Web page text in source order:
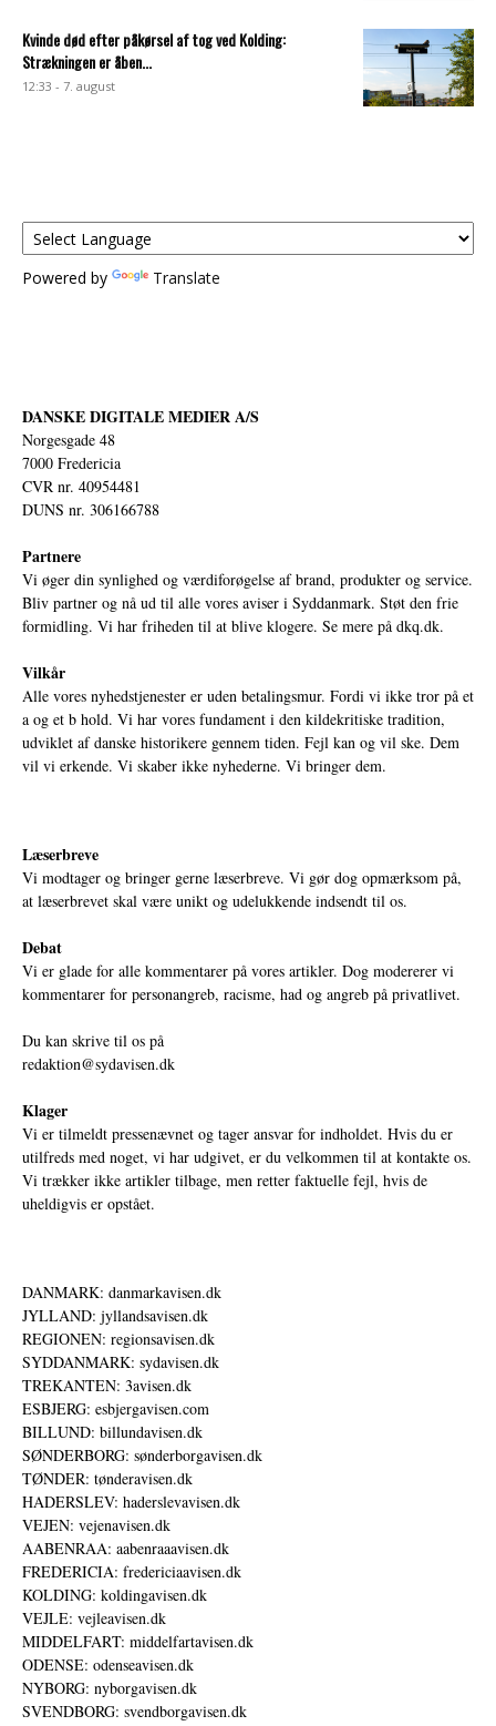
Kvinde død efter påkørsel af tog ved Kolding:
Strækningen er åben...
12:33 - 7. august
Powered by Translate
DANSKE DIGITALE MEDIER A/S
Norgesgade 48
7000 Fredericia
CVR nr. 40954481
DUNS nr. 306166788
Partnere
Vi øger din synlighed og værdiforøgelse af brand, produkter og service.
Bliv partner og nå ud til alle vores aviser i Syddanmark. Støt den frie
formidling. Vi har friheden til at blive klogere. Se mere på dkq.dk.
Vilkår
Alle vores nyhedstjenester er uden betalingsmur. Fordi vi ikke tror på et
a og et b hold. Vi har vores fundament i den kildekritiske tradition,
udviklet af danske historikere gennem tiden. Fejl kan og vil ske. Dem
vil vi erkende. Vi skaber ikke nyhederne. Vi bringer dem.
Læserbreve
Vi modtager og bringer gerne læserbreve. Vi gør dog opmærksom på,
at læserbrevet skal være unikt og udelukkende indsendt til os.
Debat
Vi er glade for alle kommentarer på vores artikler. Dog modererer vi
kommentarer for personangreb, racisme, had og angreb på privatlivet.
Du kan skrive til os på
redaktion@sydavisen.dk
Klager
Vi er tilmeldt pressenævnet og tager ansvar for indholdet. Hvis du er
utilfreds med noget, vi har udgivet, er du velkommen til at kontakte os.
Vi trækker ikke artikler tilbage, men retter faktuelle fejl, hvis de
uheldigvis er opstået.
DANMARK: danmarkavisen.dk
JYLLAND: jyllandsavisen.dk
REGIONEN: regionsavisen.dk
SYDDANMARK: sydavisen.dk
TREKANTEN: 3avisen.dk
ESBJERG: esbjergavisen.com
BILLUND: billundavisen.dk
SØNDERBORG: sønderborgavisen.dk
TØNDER: tønderavisen.dk
HADERSLEV: haderslevavisen.dk
VEJEN: vejenavisen.dk
AABENRAA: aabenraaavisen.dk
FREDERICIA: fredericiaavisen.dk
KOLDING: koldingavisen.dk
VEJLE: vejleavisen.dk
MIDDELFART: middelfartavisen.dk
ODENSE: odenseavisen.dk
NYBORG: nyborgavisen.dk
SVENDBORG: svendborgavisen.dk